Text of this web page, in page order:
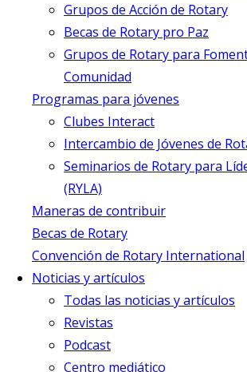
Grupos de Acción de Rotary
Becas de Rotary pro Paz
Grupos de Rotary para
Comunidad
Programas para jóvenes
Clubes Interact
Intercambio de Jóvenes de
Seminarios de Rotary para
(RYLA)
Maneras de contribuir
Becas de Rotary
Convención de Rotary International
Noticias y artículos
Todas las noticias y artículos
Revistas
Podcast
Centro mediático